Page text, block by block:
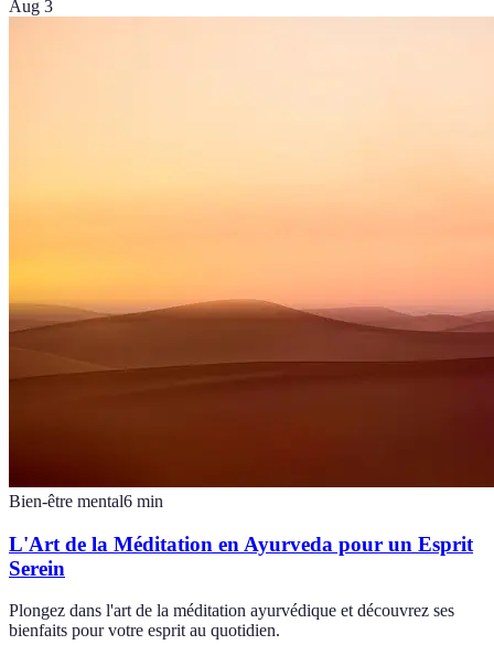
Aug 3
Bien-être mental6 min
L'Art de la Méditation en Ayurveda pour un Esprit
Serein
Plongez dans l'art de la méditation ayurvédique et découvrez ses
bienfaits pour votre esprit au quotidien.